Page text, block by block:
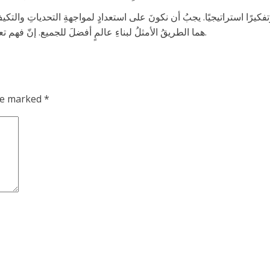
استراتيجيًا. يجبُ أن نكونَ على استعدادٍ لمواجهةِ التحدياتِ
هما الطريقُ الأمثلُ لبناءِ عالمٍ أفضلَ للجميع. إنّ فهم تعقيدات هذه التطورات هو ضرورة لبناء مستقبل أفضل للأجيال القادمة.
marked *